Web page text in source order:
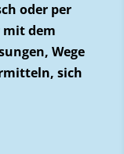
oder per
dem
Wege
sich